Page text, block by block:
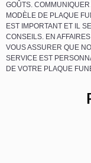
GOÛTS.
MODÈLE DE PLAQUE
EST IMPORTANT ET IL
CONSEILS. EN
VOUS ASSURER QUE
SERVICE EST
DE VOTRE PLAQUE